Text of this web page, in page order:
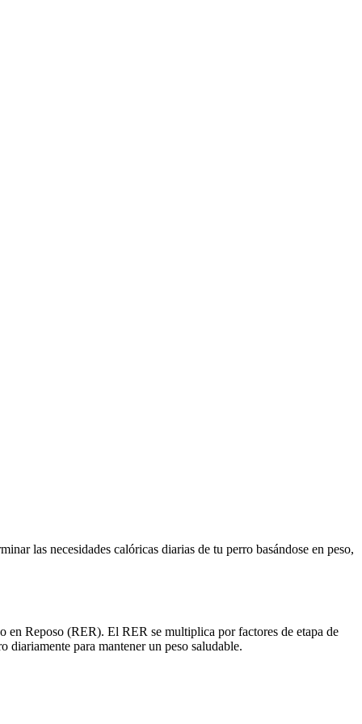
las necesidades calóricas diarias de tu perro basándose en peso,
en Reposo (RER). El RER se multiplica por factores de etapa de
para mantener un peso saludable.